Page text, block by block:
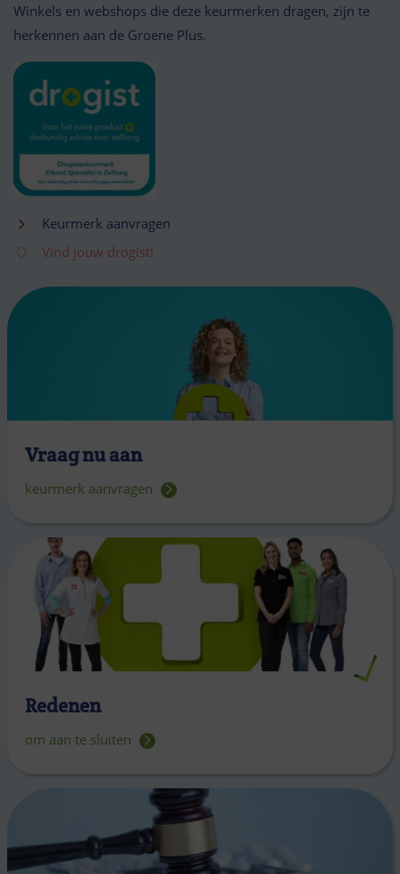
Winkels en webshops die deze keurmerken dragen, zijn te
herkennen aan de Groene Plus.
Keurmerk aanvragen
Vind jouw drogist!
Vraag nu aan
keurmerk aanvragen
Redenen
om aan te sluiten